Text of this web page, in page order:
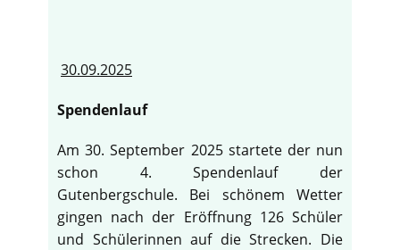
30.09.2025
Spendenlauf
Am 30. September 2025 startete der nun
schon 4. Spendenlauf der
Gutenbergschule. Bei schönem Wetter
gingen nach der Eröffnung 126 Schüler
und Schülerinnen auf die Strecken. Die